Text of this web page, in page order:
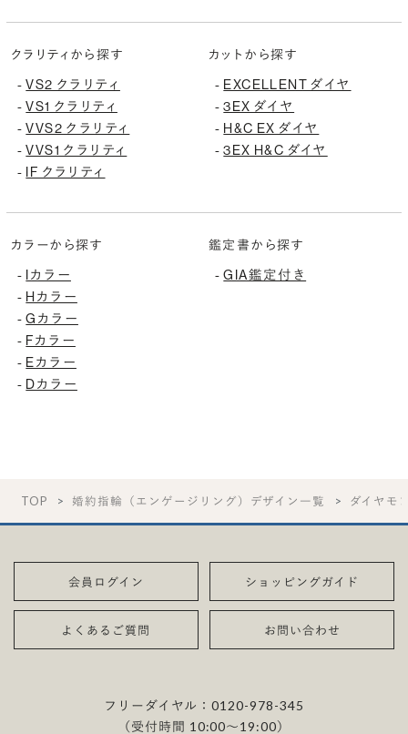
クラリティから探す
-VS2 クラリティ
-VS1 クラリティ
-VVS2 クラリティ
-VVS1 クラリティ
- IF クラリティ
カットから探す
- EXCELLENT ダイヤ
-3EX ダイヤ
- H&C EX ダイヤ
-3EX H&C ダイヤ
カラーから探す
- Iカラー
- Hカラー
-Gカラー
- Fカラー
- Eカラー
- Dカラー
鑑定書から探す
-GIA鑑定付き
TOP 婚約指輪（エンゲージリング）デザイン一覧 ダイヤモ
会員ログイン ショッピングガイド
よくあるご質問 お問い合わせ
フリーダイヤル：0120-978-345
（受付時間 10:00〜19:00）